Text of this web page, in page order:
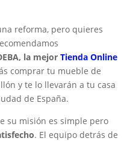
reforma, pero quieres
la mejor Tienda Online
comprar tu mueble de
y te lo llevarán a tu casa
de España.
su misión es simple pero
. El equipo detrás de